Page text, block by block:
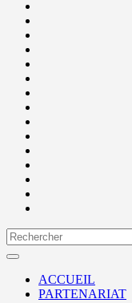
ACCUEIL
PARTENARIAT